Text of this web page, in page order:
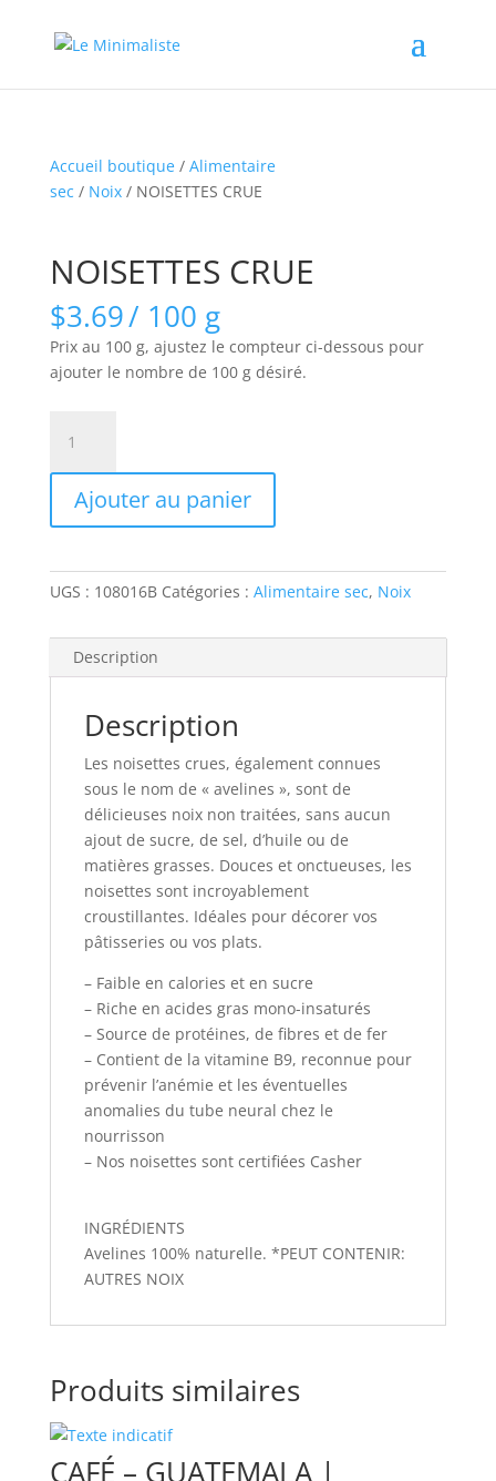
Accueil boutique/ Alimentaire
sec / Noix/ NOISETTES CRUE
NOISETTES CRUE
$3.69/ 100 g
Prix au 100 g, ajustez le compteur ci-dessous pour
ajouter le nombre de 100 g désiré.
NOISETTES
CRUEAjouter au panier
UGS : 108016B Catégories : Alimentaire sec, Noix
Description
Description
Les noisettes crues, également connues
sous le nom de « avelines », sont de
délicieuses noix non traitées, sans aucun
ajout de sucre, de sel, d’huile ou de
matières grasses. Douces et onctueuses, les
noisettes sont incroyablement
croustillantes. Idéales pour décorer vos
pâtisseries ou vos plats.
– Faible en calories et en sucre
– Riche en acides gras mono-insaturés
– Source de protéines, de fibres et de fer
– Contient de la vitamine B9, reconnue pour
prévenir l’anémie et les éventuelles
anomalies du tube neural chez le
nourrisson
– Nos noisettes sont certifiées Casher
INGRÉDIENTS
Avelines 100% naturelle. *PEUT CONTENIR:
AUTRES NOIX
Produits similaires
CAFÉ – GUATEMALA |